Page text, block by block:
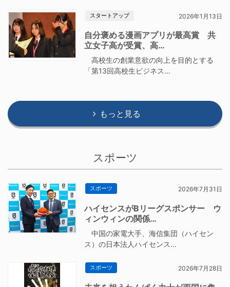
スタートアップ 2026年1月13日
自分褒める漫画アプリが最高賞 共
立女子高が受賞、高…
高校生の創業意欲の向上を目的とする
「第13回高校生ビジネス…
もっと見る
スポーツ
スポーツ 2026年7月31日
ハイセンスがBリーグスポンサー ウ
ィンウィンの関係…
中国の家電大手、海信集団（ハイセン
ス）の日本法人ハイセンス…
スポーツ 2026年7月28日